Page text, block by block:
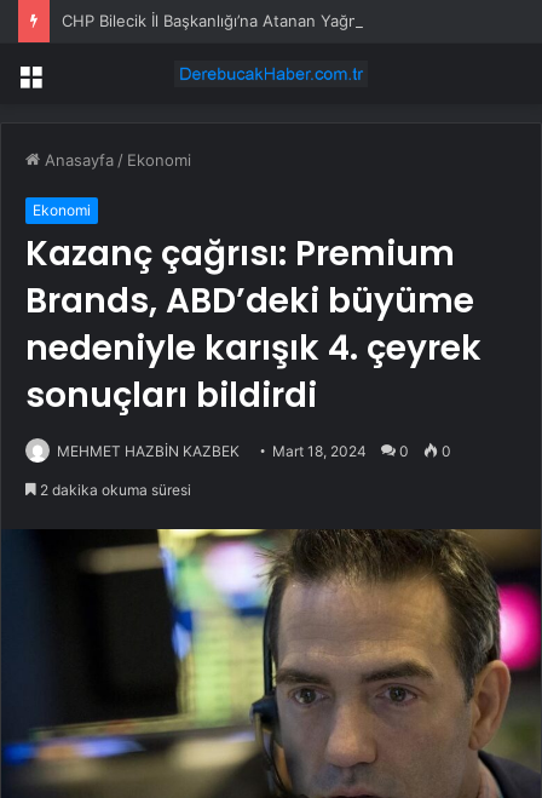
Menü
Anasayfa / Ekonomi
Ekonomi
Kazanç çağrısı: Premium
Brands, ABD’deki büyüme
nedeniyle karışık 4. çeyrek
sonuçları bildirdi
MEHMET HAZBİN KAZBEK Mart 18, 2024 0 0
2 dakika okuma süresi